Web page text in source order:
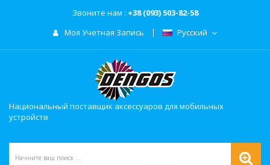
Звоните нам : +38 (093) 503-82-58
Моя Учетная Запись
Русский
Национальный поставщик аксессуаров для мобильных
устройств